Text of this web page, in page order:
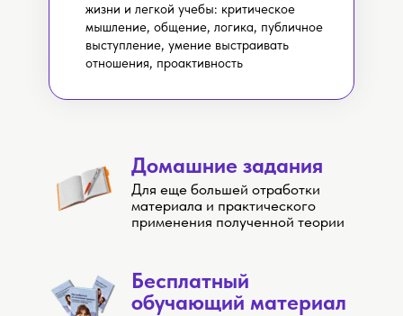
жизни и легкой учебы: критическое
мышление, общение, логика, публичное
выступление, умение выстраивать
отношения, проактивность
Для еще большей отработки
материала и практического
применения полученной теории
Домашние задания
Бесплатный
обучающий материал